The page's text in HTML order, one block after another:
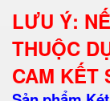
LƯU Ý:
THUỘC
CAM KẾT